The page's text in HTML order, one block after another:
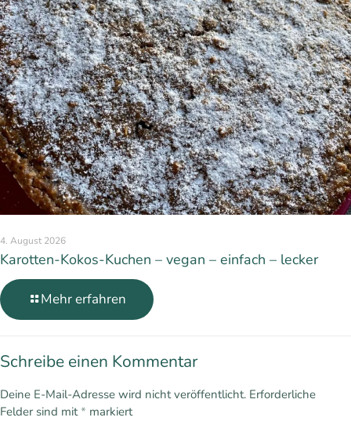
4. August 2026
Karotten-Kokos-Kuchen – vegan – einfach – lecker
Mehr erfahren
Schreibe einen Kommentar
Deine E-Mail-Adresse wird nicht veröffentlicht. Erforderliche
Felder sind mit * markiert